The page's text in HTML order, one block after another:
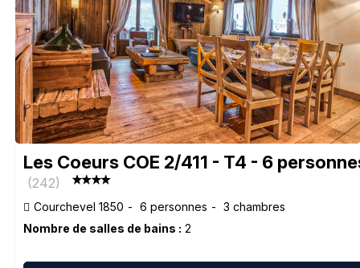
Les Coeurs COE 2/411 - T4 - 6
(242)
Courchevel 1850 6 personnes
3 chambres
Nombre de salles de bains : 2